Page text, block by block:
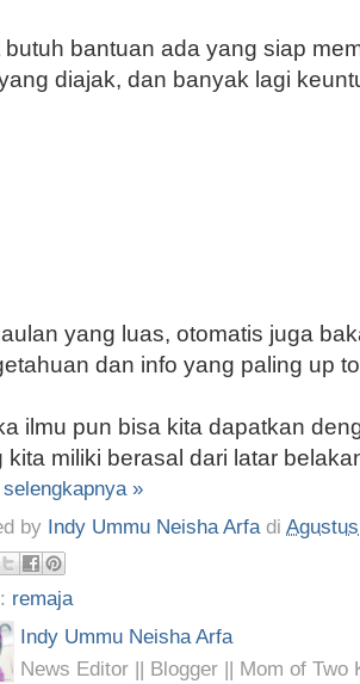
butuh bantuan ada yang siap
diajak, dan banyak lagi
yang luas, otomatis juga
dan info yang paling up
ilmu pun bisa kita dapatkan
kita miliki berasal dari latar
»
by Indy Ummu Neisha Arfa di
remaja
Indy Ummu Neisha Arfa
News Editor || Blogger || Mom of Two